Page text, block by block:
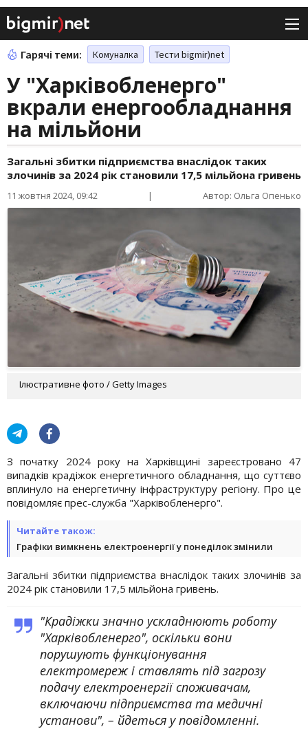
Гарячі теми: Комуналка Тести bigmir)net
У "Харківобленерго"
вкрали енергообладнання
на мільйони
Загальні збитки підприємства внаслідок таких
злочинів за 2024 рік становили 17,5 мільйона гривень
11 жовтня 2024, 09:42 | Автор: Ольга Опенько
Ілюстративне фото / Getty Images
З початку 2024 року на Харківщині зареєстровано 47
випадків крадіжок енергетичного обладнання, що суттєво
вплинуло на енергетичну інфраструктуру регіону. Про це
повідомляє прес-служба "Харківобленерго".
Читайте також:
Графіки вимкнень електроенергії у понеділок змінили
Загальні збитки підприємства внаслідок таких злочинів за
2024 рік становили 17,5 мільйона гривень.
"Крадіжки значно ускладнюють роботу
"Харківобленерго", оскільки вони
порушують функціонування
електромереж і ставлять під загрозу
подачу електроенергії споживачам,
включаючи підприємства та медичні
установи", – йдеться у повідомленні.